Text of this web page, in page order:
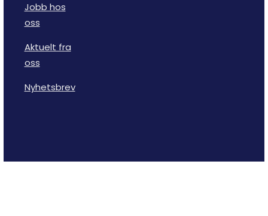
Jobb hos
oss
Aktuelt fra
oss
Nyhetsbrev